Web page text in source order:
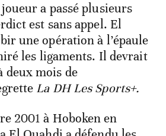
a passé plusieurs
est sans appel. El
une opération à l’épaule
les ligaments. Il devrait
deux mois de
La DH Les Sports+.
2001 à Hoboken en